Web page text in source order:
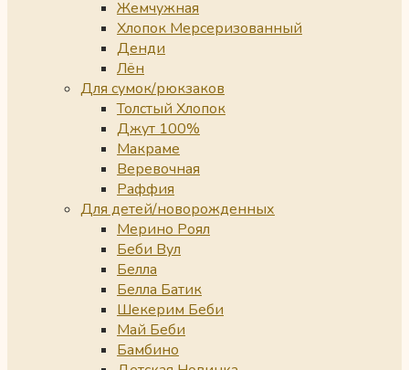
Жемчужная
Хлопок Мерсеризованный
Денди
Лён
Для сумок/рюкзаков
Толстый Хлопок
Джут 100%
Макраме
Веревочная
Раффия
Для детей/новорожденных
Мерино Роял
Беби Вул
Белла
Белла Батик
Шекерим Беби
Май Беби
Бамбино